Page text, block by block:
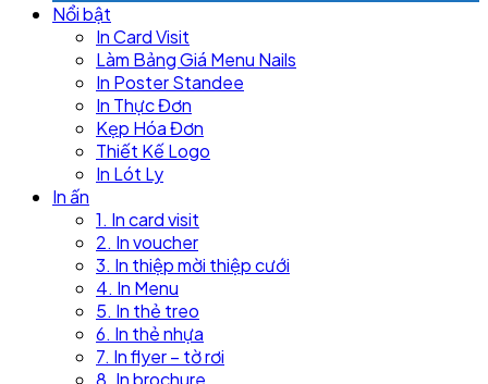
Nổi bật
In Card Visit
Làm Bảng Giá Menu Nails
In Poster Standee
In Thực Đơn
Kẹp Hóa Đơn
Thiết Kế Logo
In Lót Ly
In ấn
1. In card visit
2. In voucher
3. In thiệp mời thiệp cưới
4. In Menu
5. In thẻ treo
6. In thẻ nhựa
7. In flyer – tờ rơi
8. In brochure